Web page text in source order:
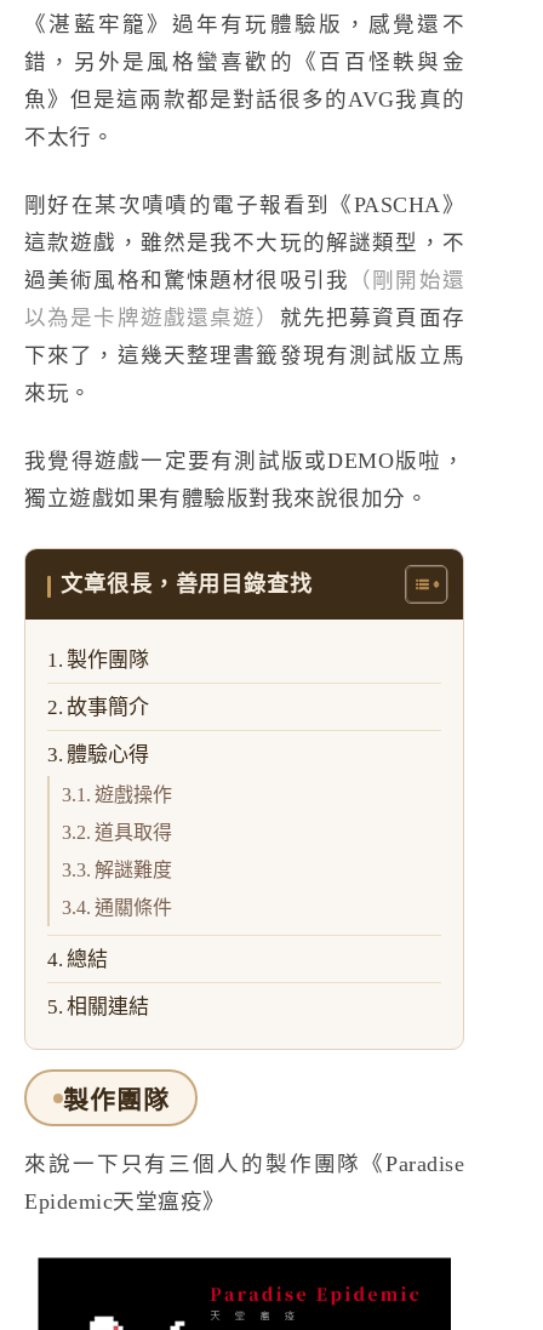
《湛藍牢籠》過年有玩體驗版，感覺還不
錯，另外是風格蠻喜歡的《百百怪軼與金
魚》但是這兩款都是對話很多的AVG我真的
不太行。
剛好在某次嘖嘖的電子報看到《PASCHA》
這款遊戲，雖然是我不大玩的解謎類型，不
過美術風格和驚悚題材很吸引我
（剛開始還
以為是卡牌遊戲還桌遊） 就先把募資頁面存
下來了，這幾天整理書籤發現有測試版立馬
來玩。
我覺得遊戲一定要有測試版或DEMO版啦，
獨立遊戲如果有體驗版對我來說很加分。
文章很長，善用目錄查找
製作團隊
故事簡介
體驗心得
遊戲操作
道具取得
解謎難度
通關條件
總結
相關連結
製作團隊
來說一下只有三個人的製作團隊《Paradise
Epidemic天堂瘟疫》